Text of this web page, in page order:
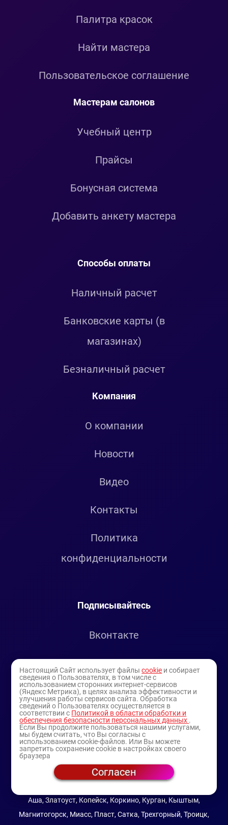
Палитра красок
Найти мастера
Пользовательское соглашение
Мастерам салонов
Учебный центр
Прайсы
Бонусная система
Добавить анкету мастера
Способы оплаты
Наличный расчет
Банковские карты (в
магазинах)
Безналичный расчет
Компания
О компании
Новости
Видео
Контакты
Политика
конфиденциальности
Подписывайтесь
Вконтакте
Telegram
Youtube
© 1994-2025
— торговая витрина ИП Булатов В.А.
Аша, Златоуст, Копейск, Коркино, Курган, Кыштым,
Магнитогорск, Миасс, Пласт, Сатка, Трехгорный, Троицк,
Настоящий Сайт использует файлыcookie и собирает
сведения о Пользователях, в том числе с
использованием сторонних интернет-сервисов
(Яндекс Метрика), в целях анализа эффективности и
улучшения работы сервисов сайта. Обработка
сведений о Пользователях осуществляется в
соответствии с Политикой в области обработки и
обеспечения безопасности персональных данных .
Если Вы продолжите пользоваться нашими услугами,
мы будем считать, что Вы согласны с
использованием cookie-файлов. Или Вы можете
запретить сохранение cookie в настройках своего
браузера
Согласен